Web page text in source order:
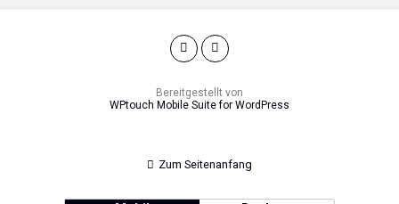
Bereitgestellt von
WPtouch Mobile Suite for WordPress
Zum Seitenanfang